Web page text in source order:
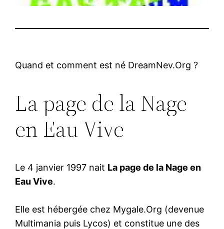
Quand et comment est né DreamNev.Org ?
La page de la Nage
en Eau Vive
Le 4 janvier 1997 nait La page de la Nage en
Eau Vive.
Elle est hébergée chez Mygale.Org (devenue
Multimania puis Lycos) et constitue une des